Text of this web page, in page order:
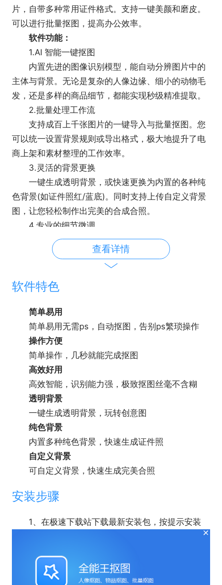
片，自带多种常用证件格式。支持一键美颜和磨皮。
可以进行批量抠图，提高办公效率。
软件功能：
1.AI 智能一键抠图
内置先进的图像识别模型，能自动分辨图片中的
主体与背景。无论是复杂的人像边缘、细小的动物毛
发，还是多样的商品细节，都能实现秒级精准提取。
2.批量处理工作流
支持成百上千张图片的一键导入与批量抠图。您
可以统一设置背景规则或导出格式，极大地提升了电
商上架和素材整理的工作效率。
3.灵活的背景更换
一键生成透明背景，或快速更换为内置的各种纯
色背景(如证件照红/蓝底)。同时支持上传自定义背景
图，让您轻松制作出完美的合成合照。
4.专业的细节微调
提供简单的修复与擦除工具，方便在自动抠图的
基础上进行个性化润色。确保在任何光照和复杂度
下，输出的图片都保持卓越的边缘质感。
查看详情
软件特色
简单易用
简单易用无需ps，自动抠图，告别ps繁琐操作
操作方便
简单操作，几秒就能完成抠图
高效好用
高效智能，识别能力强，极致抠图丝毫不含糊
透明背景
一键生成透明背景，玩转创意图
纯色背景
内置多种纯色背景，快速生成证件照
自定义背景
可自定义背景，快速生成完美合照
安装步骤
1、在极速下载站下载最新安装包，按提示安装